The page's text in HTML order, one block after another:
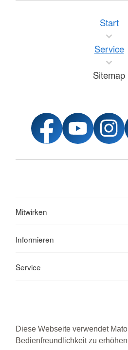
Diese Webseite verwendet
Bedienfreundlichkeit zu
Start
Service
Sitemap
Mitwirken
Informieren
Service